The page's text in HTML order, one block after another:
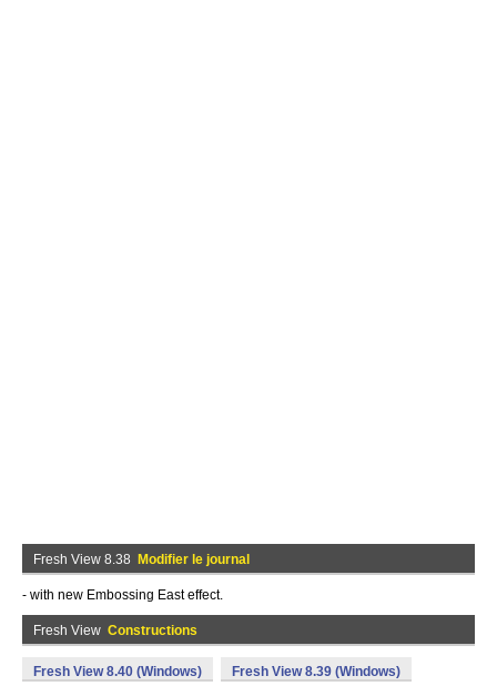
Fresh View 8.38 Modifier le journal
- with new Embossing East effect.
Fresh View Constructions
Fresh View 8.40 (Windows) Fresh View 8.39 (Windows)